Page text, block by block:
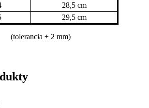
28,5 cm
29,5 cm
(tolerancia ± 2 mm)